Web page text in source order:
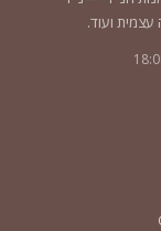
עצמית ועוד.